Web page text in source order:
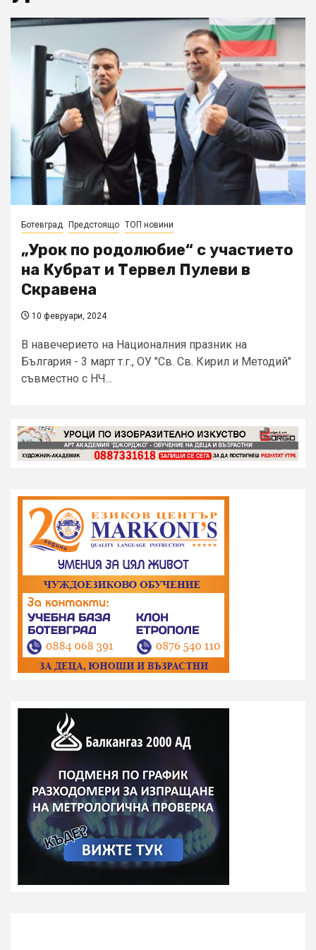
Ботевград Предстоящо ТОП новини
„Урок по родолюбие“ с участието
на Кубрат и Тервел Пулеви в
Скравена
10 февруари, 2024
В навечерието на Националния празник на
България - 3 март т.г., ОУ "Св. Св. Кирил и Методий"
съвместно с НЧ...